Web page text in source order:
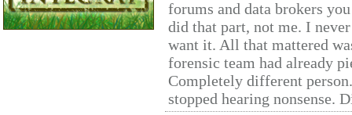
forums and data brokers
did that part, not me. I
want it. All that mattered
forensic team had already
Completely different
stopped hearing nonsense.